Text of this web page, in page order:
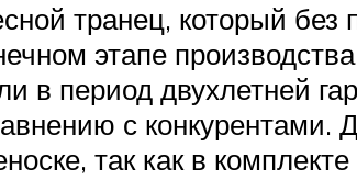
транец, который
этапе
период двухлетней
с конкурентами.
так как в